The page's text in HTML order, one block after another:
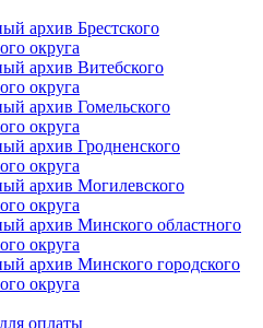
архив Брестского
округа
архив Витебского
округа
архив Гомельского
округа
архив Гродненского
округа
архив Могилевского
округа
архив Минского областного
округа
архив Минского городского
округа
оплаты